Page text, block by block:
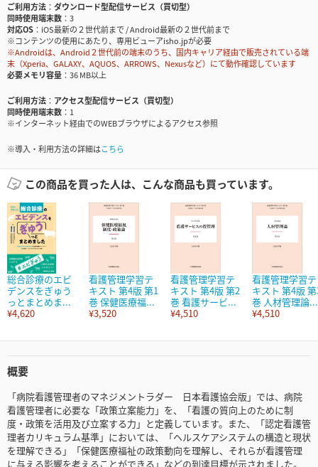
ご利用方法
ダウンロード型配信サービス（買切型）
同時使用端末数
3
対応OS
iOS最新の２世代前まで / Android最新の２世代前まで
※コンテンツの使用にあたり、専用ビューアisho.jpが必要
※Androidは、Android２世代前の端末のうち、国内キャリア経由で販売されている端
末（Xperia、GALAXY、AQUOS、ARROWS、Nexusなど）にて動作確認しています
必要メモリ容量
36 MB以上
ご利用方法
アクセス型配信サービス（買切型）
同時使用端末数
1
※インターネット経由でのWEBブラウザによるアクセス参照
※導入・利用方法の詳細はこちら
この商品を買った人は、こんな商品も買っています。
総合診療のエビ
デンスをぎゅう
っとまとめま...
¥4,620
看護管理学習テ
キスト 第4版 第1
巻 保健医療福...
¥3,520
看護管理学習テ
キスト 第4版 第2
巻 看護サービ...
¥4,510
看護管理学習テ
キスト 第4版
巻 人材管理論...
¥4,510
概要
「病院看護管理者のマネジメントラダー 日本看護協会版」では、病院
看護管理者に必要な「政策立案能力」を、「看護の質向上のために制
度・政策を活用及び立案する力」と定義しています。また、「認定看護管
理者カリキュラム基準」においては、「ヘルスケアシステムの構造と現状
を理解できる」「保健医療福祉の政策動向を理解し、それらが看護管理
に与える影響を考えることができる」などの到達目標が示されました。